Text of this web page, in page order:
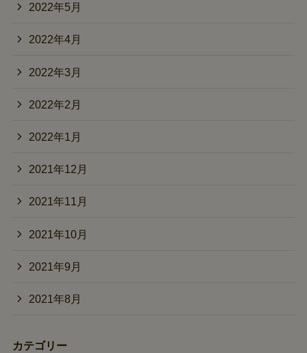
2022年5月
2022年4月
2022年3月
2022年2月
2022年1月
2021年12月
2021年11月
2021年10月
2021年9月
2021年8月
カテゴリー